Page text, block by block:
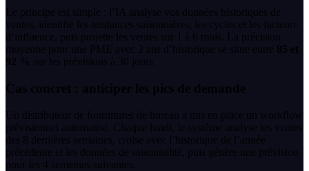
Le principe est simple : l’IA analyse vos données historiques de
ventes, identifie les tendances saisonnières, les cycles et les facteurs
d’influence, puis projette les ventes sur 1 à 6 mois. La précision
moyenne pour une PME avec 2 ans d’historique se situe entre 85 et
92 % sur les prévisions à 30 jours.
Cas concret : anticiper les pics de demande
Un distributeur de fournitures de bureau a mis en place un workflow
prévisionnel automatisé. Chaque lundi, le système analyse les ventes
des 8 dernières semaines, croise avec l’historique de l’année
précédente et les données de saisonnalité, puis génère une prévision
pour les 4 semaines suivantes.